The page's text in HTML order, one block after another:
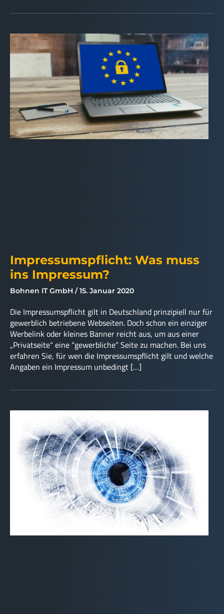
Impressumspflicht: Was muss
ins Impressum?
Bohnen IT GmbH 15. Januar 2020
Die Impressumspflicht gilt in Deutschland prinzipiell nur für
gewerblich betriebene Webseiten. Doch schon ein einziger
Werbelink oder kleines Banner reicht aus, um aus einer
„Privatseite“ eine “gewerbliche” Seite zu machen. Bei uns
erfahren Sie, für wen die Impressumspflicht gilt und welche
Angaben ein Impressum unbedingt […]